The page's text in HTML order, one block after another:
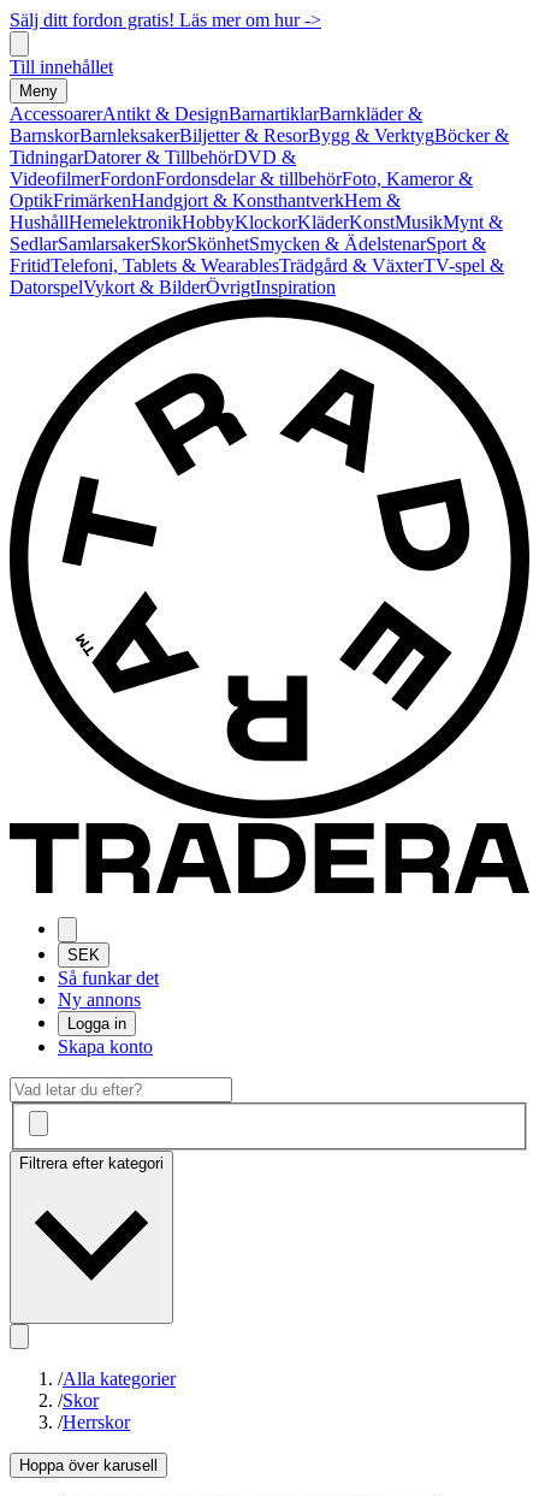
Sälj ditt fordon gratis! Läs mer om hur ->
Till innehållet
Meny
AccessoarerAntikt & DesignBarnartiklarBarnkläder &
BarnskorBarnleksakerBiljetter & ResorBygg & VerktygBöcker &
TidningarDatorer & TillbehörDVD &
VideofilmerFordonFordonsdelar & tillbehörFoto, Kameror &
OptikFrimärkenHandgjort & KonsthantverkHem &
HushållHemelektronikHobbyKlockorKläderKonstMusikMynt &
SedlarSamlarsakerSkorSkönhetSmycken & ÄdelstenarSport &
FritidTelefoni, Tablets & WearablesTrädgård & VäxterTV-spel &
DatorspelVykort & BilderÖvrigtInspiration
SEK
Så funkar det
Ny annons
Logga in
Skapa konto
Filtrera efter kategori
/Alla kategorier
/Skor
/Herrskor
Hoppa över karusell